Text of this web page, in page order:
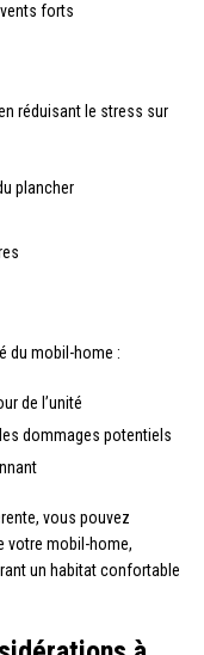
forts
réduisant le stress sur
plancher
du mobil-home :
de l’unité
dommages potentiels
vous pouvez
votre mobil-home,
un habitat confortable